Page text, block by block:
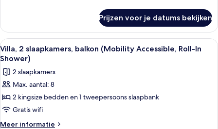
Accessible)
laden
2
slaapkamers,
balkon
(Hearing
Accessible)
Prijzen voor je datums bekijken
Alle
foto's
voor
Villa,
2
slaapkamers,
balkon
(Mobility
Een moderne keuken met
12
Villa, 2 slaapkamers, balkon (Mobility Accessible, Roll-In
Shower)
2 slaapkamers
Max. aantal: 8
2 kingsize bedden en 1 tweepersoons slaapbank
Gratis wifi
Meer informatie
Meer